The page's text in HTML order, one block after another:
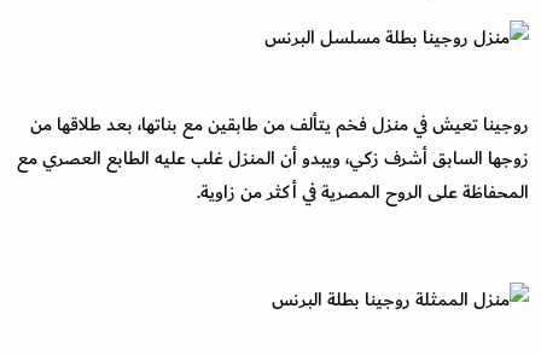
روجينا تعيش في منزل فخم يتألف من طابقين مع بناتها، بعد طلاقها من
زوجها السابق أشرف زكي، ويبدو أن المنزل غلب عليه الطابع العصري مع
المحفاظة على الروح المصرية في أكثر من زاوية.